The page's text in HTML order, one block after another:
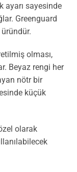
ayarı sayesinde
Greenguard
olması,
Beyaz rengi her
nötr bir
küçük
olarak